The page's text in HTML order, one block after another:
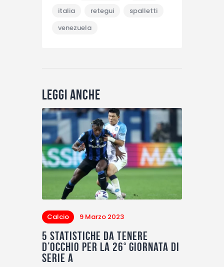
italia
retegui
spalletti
venezuela
Leggi anche
Calcio 9 Marzo 2023
5 statistiche da tenere
d’occhio per la 26° giornata di
Serie A